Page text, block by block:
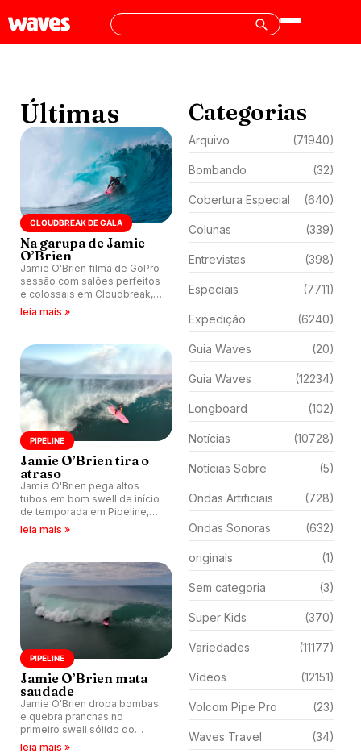
Últimas
CLOUDBREAK DE GALA
Na garupa de Jamie
O’Brien
Jamie O'Brien filma de GoPro
sessão com salões perfeitos
e colossais em Cloudbreak,
Ilhas Fiji.
leia mais »
PIPELINE
Jamie O’Brien tira o
atraso
Jamie O'Brien pega altos
tubos em bom swell de início
de temporada em Pipeline,
Havaí.
leia mais »
PIPELINE
Jamie O’Brien mata
saudade
Jamie O'Brien dropa bombas
e quebra pranchas no
primeiro swell sólido do
inverno havaiano.
leia mais »
Categorias
Arquivo (71940)
Bombando (32)
Cobertura Especial (640)
Colunas (339)
Entrevistas (398)
Especiais (7711)
Expedição (6240)
Guia Waves (20)
Guia Waves (12234)
Longboard (102)
Notícias (10728)
Notícias Sobre (5)
Ondas Artificiais (728)
Ondas Sonoras (632)
originals (1)
Sem categoria (3)
Super Kids (370)
Variedades (11177)
Vídeos (12151)
Volcom Pipe Pro (23)
Waves Travel (34)